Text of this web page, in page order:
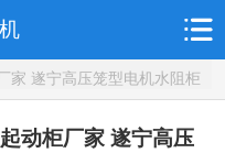
家 遂宁高压笼型电机水阻柜
动柜厂家 遂宁高压